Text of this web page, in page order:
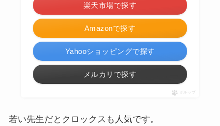
Amazonで探す
楽天市場で探す
Yahooショッピングで探す
メルカリで探す
ポチップ
若い先生だとクロックスも人気です。